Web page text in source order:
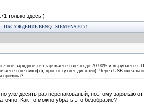
только здесь!)
ОБСУЖДЕНИЕ BENQ - SIEMENS EL71
зарядное тел заряжается где-то до 70-90% и
(не пикофф, просто тухнет дисплей). Через USB
причина?
уже десять раз перепакованый, поэтому
Как-то можно убрать это безобразие?